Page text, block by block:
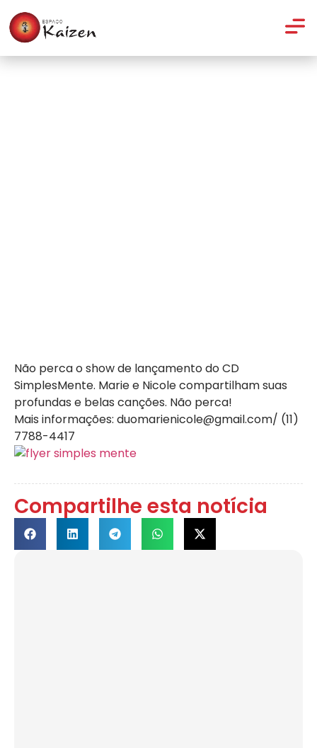
Não perca o show de lançamento do CD
SimplesMente. Marie e Nicole compartilham suas
profundas e belas canções. Não perca!
Mais informações: duomarienicole@gmail.com/ (11)
7788-4417
Compartilhe esta notícia